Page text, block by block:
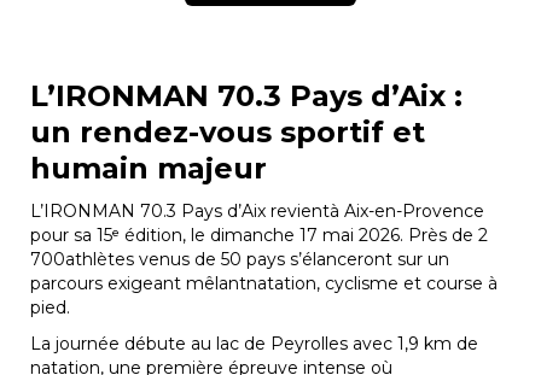
L’IRONMAN 70.3 Pays d’Aix :
un rendez-vous sportif et
humain majeur
L’IRONMAN 70.3 Pays d’Aix revientà Aix-en-Provence
pour sa 15ᵉ édition, le dimanche 17 mai 2026. Près de 2
700athlètes venus de 50 pays s’élanceront sur un
parcours exigeant mêlantnatation, cyclisme et course à
pied.
La journée débute au lac de Peyrolles avec 1,9 km de
natation, une première épreuve intense où